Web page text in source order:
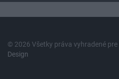
© 2026 Všetky práva vyhradené pre
Design